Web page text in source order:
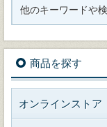
他のキーワードや
商品を探す
オンラインストア